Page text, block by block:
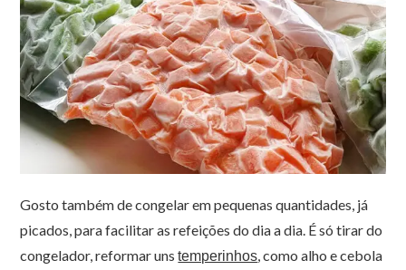
Gosto também de congelar em pequenas quantidades, já
picados, para facilitar as refeições do dia a dia. É só tirar do
congelador, reformar unstemperinhos , como alho e cebola